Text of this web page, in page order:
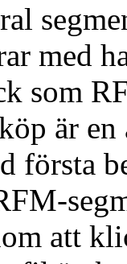
med
som
är
första
att